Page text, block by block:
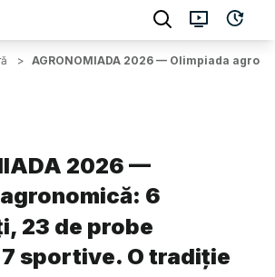
> AGRONOMIADA 2026 — Olimpiada
2026 —
6
23 de probe
sportive. O tradiție